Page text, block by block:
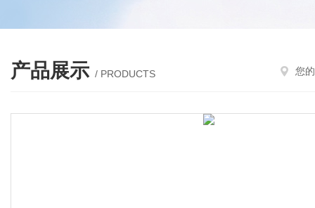
产品展示 / PRODUCTS 您